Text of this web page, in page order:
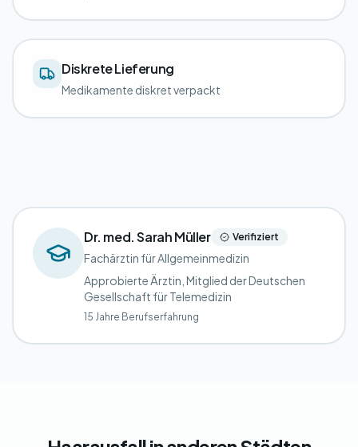
Diskrete Lieferung
Medikamente diskret verpackt
Dr. med. Sarah Müller Verifiziert
Fachärztin für Allgemeinmedizin
Approbierte Ärztin, Mitglied der Deutschen
Gesellschaft für Telemedizin
15 Jahre Berufserfahrung